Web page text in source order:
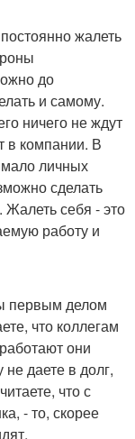
жалеть
до
и самому.
ничего не ждут
в компании. В
мало личных
сделать
Жалеть себя - это
работу и
первым делом
что коллегам
они
даете в долг,
что с
- то, скорее